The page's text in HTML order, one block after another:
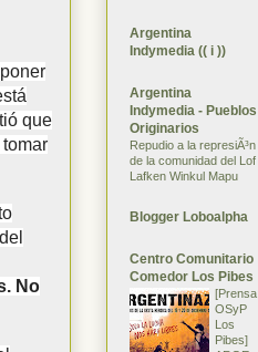
que
No
Argentina
Indymedia (( i ))
Argentina
Indymedia - Pueblos
Originarios
Repudio a la represiÃ³n
de la comunidad del Lof
Lafken Winkul Mapu
Blogger Loboalpha
Centro Comunitario
Comedor Los Pibes
[Prensa
OSyP
Los
Pibes]